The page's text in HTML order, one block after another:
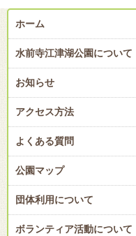
ホーム
水前寺江津湖公園について
お知らせ
アクセス方法
よくある質問
公園マップ
団体利用について
ボランティア活動について